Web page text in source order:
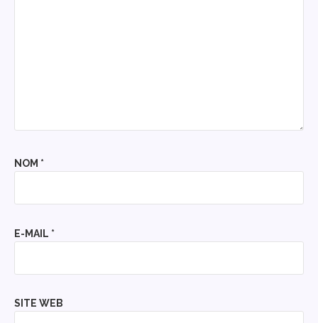
NOM *
E-MAIL *
SITE WEB